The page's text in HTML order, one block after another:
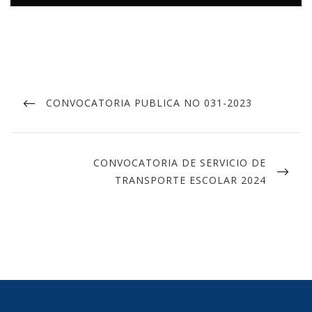
CONVOCATORIA PUBLICA NO 031-2023
CONVOCATORIA DE SERVICIO DE
TRANSPORTE ESCOLAR 2024